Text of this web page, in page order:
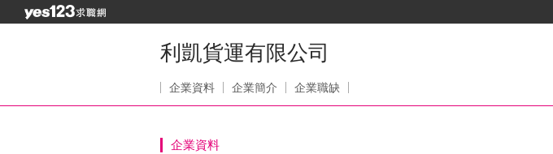
利凱貨運有限公司
企業資料 企業簡介 企業職缺
企業資料